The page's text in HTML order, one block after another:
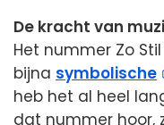
De kracht van
Het nummer Zo
bijna symbolische
heb het al heel
dat nummer hoor,